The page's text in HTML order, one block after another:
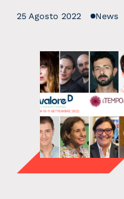
25 Agosto 2022 News